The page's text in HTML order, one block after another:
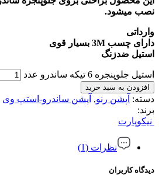
نصب میشود.
وارداتی
دارای چسب 3 M
بسیار قوی
استیل ضدزنگ
استیل جلوپنجره 6 تیکه ساندرو عدد
افزودن به سبد خرید
دسته: آپشن رنو, آپشن ساندرو-استپ وی
برند:
نیکوپارت
نظرات (1)
دیدگاه کاربران